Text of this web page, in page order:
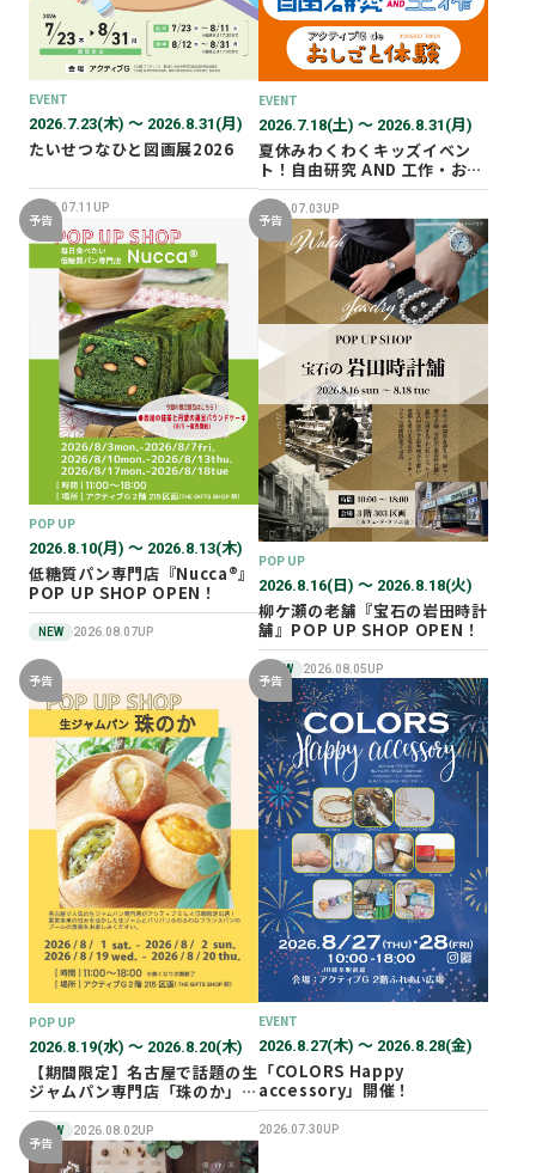
EVENT
2026.7.23(木) 〜 2026.8.31(月)
たいせつなひと図画展2026
2026.07.11UP
EVENT
2026.7.18(土) 〜 2026.8.31(月)
夏休みわくわくキッズイベン
ト！自由研究 AND 工作・おし
ごと体験！
2026.07.03UP
予告
POP UP
2026.8.10(月) 〜 2026.8.13(木)
低糖質パン専門店『Nucca®』
POP UP SHOP OPEN！
NEW 2026.08.07UP
予告
POP UP
2026.8.16(日) 〜 2026.8.18(火)
柳ケ瀬の老舗『宝石の岩田時計
舗』POP UP SHOP OPEN！
NEW 2026.08.05UP
予告
POP UP
2026.8.19(水) 〜 2026.8.20(木)
【期間限定】名古屋で話題の生
ジャムパン専門店「珠のか」
POP UP SHOP
NEW 2026.08.02UP
予告
EVENT
2026.8.27(木) 〜 2026.8.28(金)
「COLORS Happy
accessory」開催！
2026.07.30UP
予告